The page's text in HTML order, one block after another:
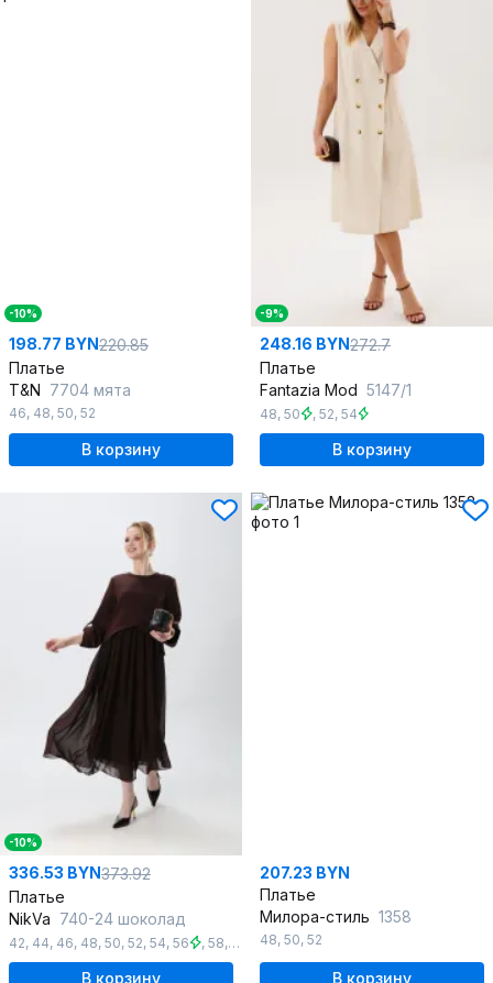
-10%
198.77 BYN220.85
Платье
T&N 7704 мята
46, 48, 50, 52
В корзину
-9%
248.16 BYN272.7
Платье
Fantazia Mod 5147/1
48, 50 , 52, 54
В корзину
-10%
336.53 BYN373.92
Платье
NikVa 740-24 шоколад
42, 44, 46, 48, 50, 52, 54, 56 , 58, 60
В корзину
207.23 BYN
Платье
Милора-стиль 1358
48, 50, 52
В корзину